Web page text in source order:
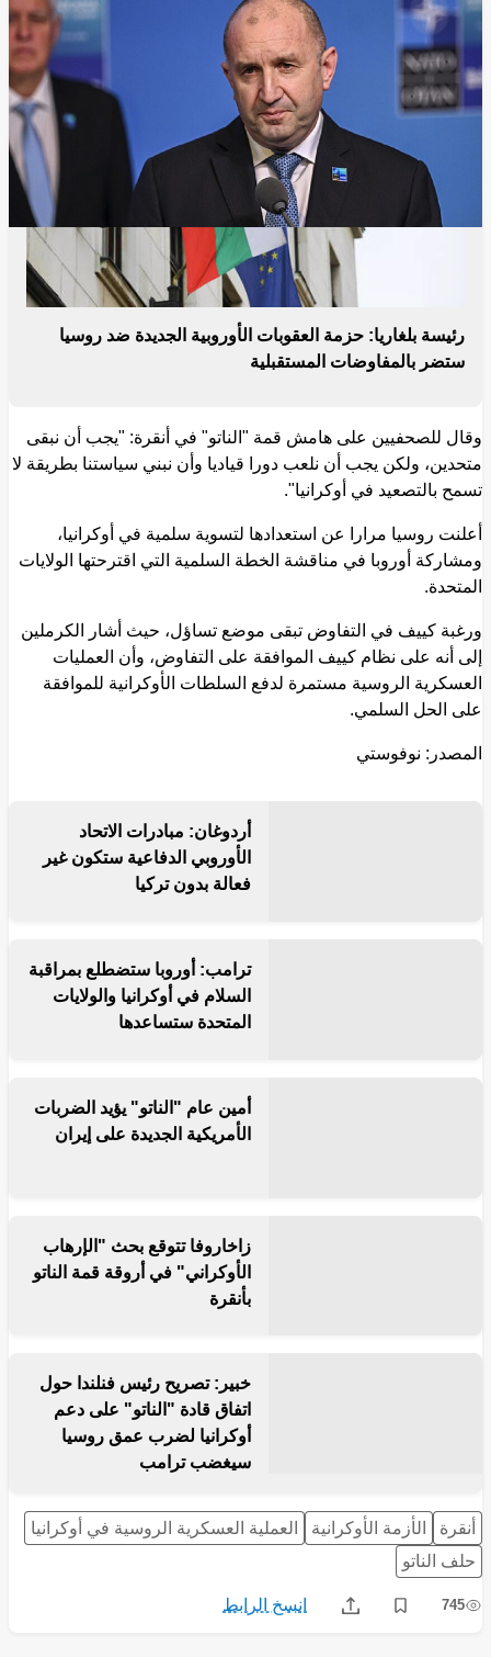
إقرأ المزيد
رئيسة بلغاريا: حزمة العقوبات الأوروبية الجديدة ضد روسيا
ستضر بالمفاوضات المستقبلية
وقال للصحفيين على هامش قمة "الناتو" في أنقرة: "يجب أن نبقى
متحدين، ولكن يجب أن نلعب دورا قياديا وأن نبني سياستنا بطريقة لا
تسمح بالتصعيد في أوكرانيا".
أعلنت روسيا مرارا عن استعدادها لتسوية سلمية في أوكرانيا،
ومشاركة أوروبا في مناقشة الخطة السلمية التي اقترحتها الولايات
المتحدة.
ورغبة كييف في التفاوض تبقى موضع تساؤل، حيث أشار الكرملين
إلى أنه على نظام كييف الموافقة على التفاوض، وأن العمليات
العسكرية الروسية مستمرة لدفع السلطات الأوكرانية للموافقة
على الحل السلمي.
المصدر: نوفوستي
أردوغان: مبادرات الاتحاد
الأوروبي الدفاعية ستكون غير
فعالة بدون تركيا
ترامب: أوروبا ستضطلع بمراقبة
السلام في أوكرانيا والولايات
المتحدة ستساعدها
أمين عام "الناتو" يؤيد الضربات
الأمريكية الجديدة على إيران
زاخاروفا تتوقع بحث "الإرهاب
الأوكراني" في أروقة قمة الناتو
بأنقرة
خبير: تصريح رئيس فنلندا حول
اتفاق قادة "الناتو" على دعم
أوكرانيا لضرب عمق روسيا
سيغضب ترامب
أنقرة الأزمة الأوكرانية
العملية العسكرية الروسية في أوكرانيا
حلف الناتو
745
Save post
Share انسخ الرابط